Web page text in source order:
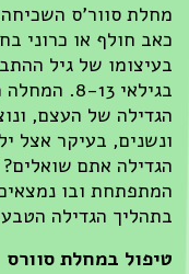
סוור'ס השכיחה
חולף או כרוני
בגילאי 8-13.
של העצם,
בעיקר אצל
אתם שואלים?
ובו נמצאים
הגדילה הטבעי.
במחלת סוורס